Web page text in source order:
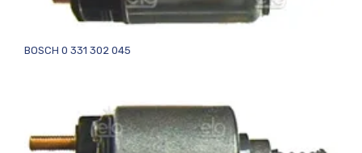
BOSCH 0 331 302 045